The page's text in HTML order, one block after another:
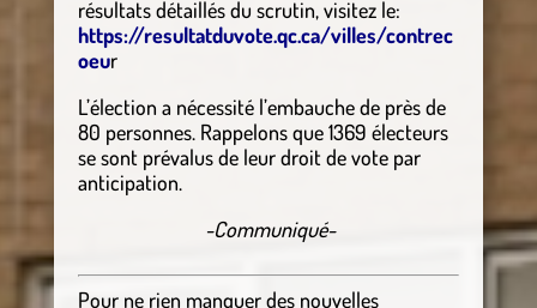
résultats détaillés du scrutin, visitez le:
https://resultatduvote.qc.ca/villes/contrec
oeur
L’élection a nécessité l’embauche de près de
80 personnes. Rappelons que 1369 électeurs
se sont prévalus de leur droit de vote par
anticipation.
-Communiqué-
Pour ne rien manquer des nouvelles